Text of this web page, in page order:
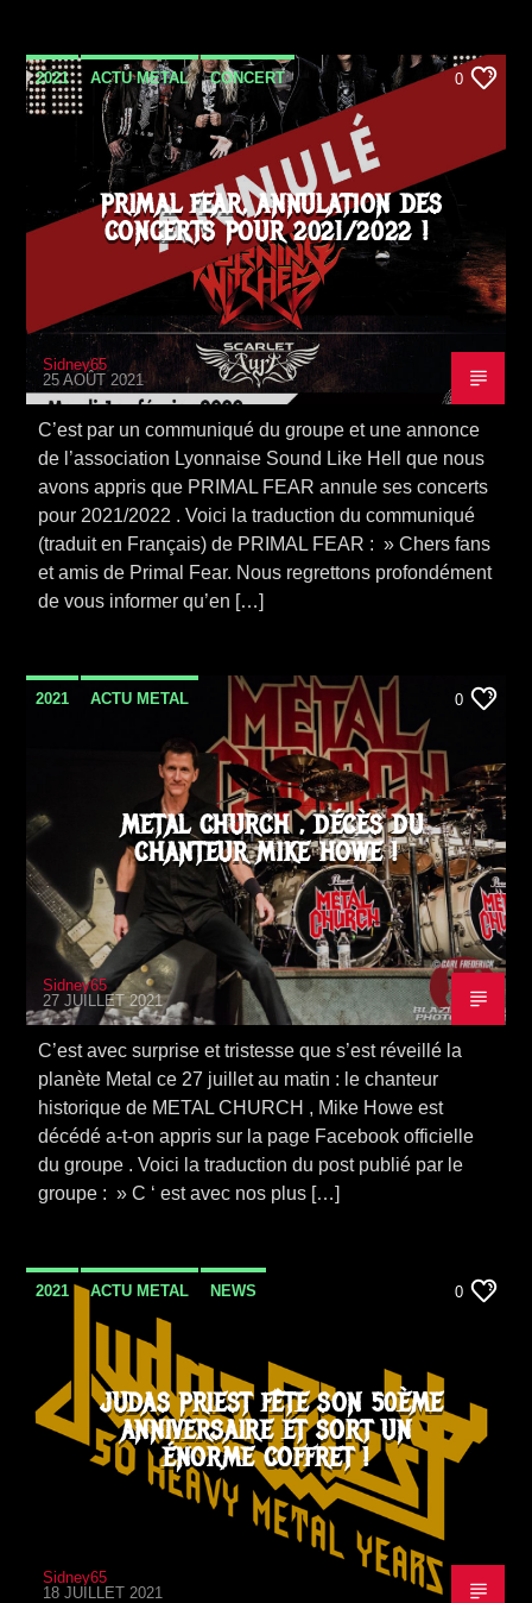
2021 ACTU METAL CONCERT 0
PRIMAL FEAR, ANNULATION DES
CONCERTS POUR 2021/2022 !
Sidney65
25 AOÛT 2021
C’est par un communiqué du groupe et une annonce
de l’association Lyonnaise Sound Like Hell que nous
avons appris que PRIMAL FEAR annule ses concerts
pour 2021/2022 . Voici la traduction du communiqué
(traduit en Français) de PRIMAL FEAR : » Chers fans
et amis de Primal Fear. Nous regrettons profondément
de vous informer qu’en […]
2021 ACTU METAL 0
METAL CHURCH , DÉCÈS DU
CHANTEUR MIKE HOWE !
Sidney65
27 JUILLET 2021
C’est avec surprise et tristesse que s’est réveillé la
planète Metal ce 27 juillet au matin : le chanteur
historique de METAL CHURCH , Mike Howe est
décédé a-t-on appris sur la page Facebook officielle
du groupe . Voici la traduction du post publié par le
groupe : » C ‘ est avec nos plus […]
2021 ACTU METAL NEWS 0
JUDAS PRIEST FÊTE SON 50ÈME
ANNIVERSAIRE ET SORT UN
ÉNORME COFFRET !
Sidney65
18 JUILLET 2021